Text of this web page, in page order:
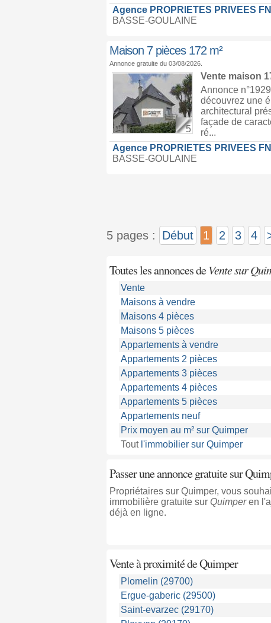
Agence PROPRIETES PRIVEES
BASSE-GOULAINE
Maison 7 pièces 172 m²
Annonce gratuite du 03/08/2026.
5
Vente maison
Annonce
découvrez une
architectural
façade de
ré...
Agence PROPRIETES PRIVEES
BASSE-GOULAINE
5 pages : Début 1 2 3 4
Toutes les annonces deVente sur
Vente
Maisons à vendre
Maisons 4 pièces
Maisons 5 pièces
Appartements à vendre
Appartements 2 pièces
Appartements 3 pièces
Appartements 4 pièces
Appartements 5 pièces
Appartements neuf
Prix moyen au m² sur Quimper
Tout l'immobilier sur Quimper
Passer une annonce gratuite sur
Propriétaires sur Quimper, vous
immobilière gratuite sur Quimperen
déjà en ligne.
Vente à proximitéde Quimper
Plomelin (29700)
Ergue-gaberic (29500)
Saint-evarzec (29170)